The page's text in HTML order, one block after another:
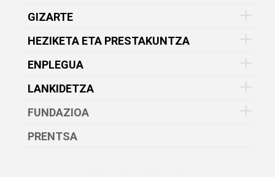
GIZARTE
HEZIKETA ETA PRESTAKUNTZA
ENPLEGUA
LANKIDETZA
FUNDAZIOA
PRENTSA